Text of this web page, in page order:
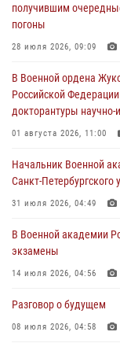
23 июля 2026, 04:51
Курсант Военной
22 июля 2026, 09:41
Мастер‑класс по
20 июля 2026, 11:17
108 лет со дня
получившим
погоны
28 июля 2026, 09:09
В Военной ордена
Российской
докторантуры научно-
01 августа 2026, 11:00
Начальник Военной
Санкт-
31 июля 2026, 04:49
В Военной академии
экзамены
14 июля 2026, 04:56
Разговор о будущем
08 июля 2026, 04:58